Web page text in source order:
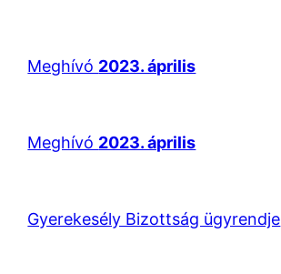
Meghívó 2023. április
Meghívó 2023. április
Gyerekesély Bizottság ügyrendje